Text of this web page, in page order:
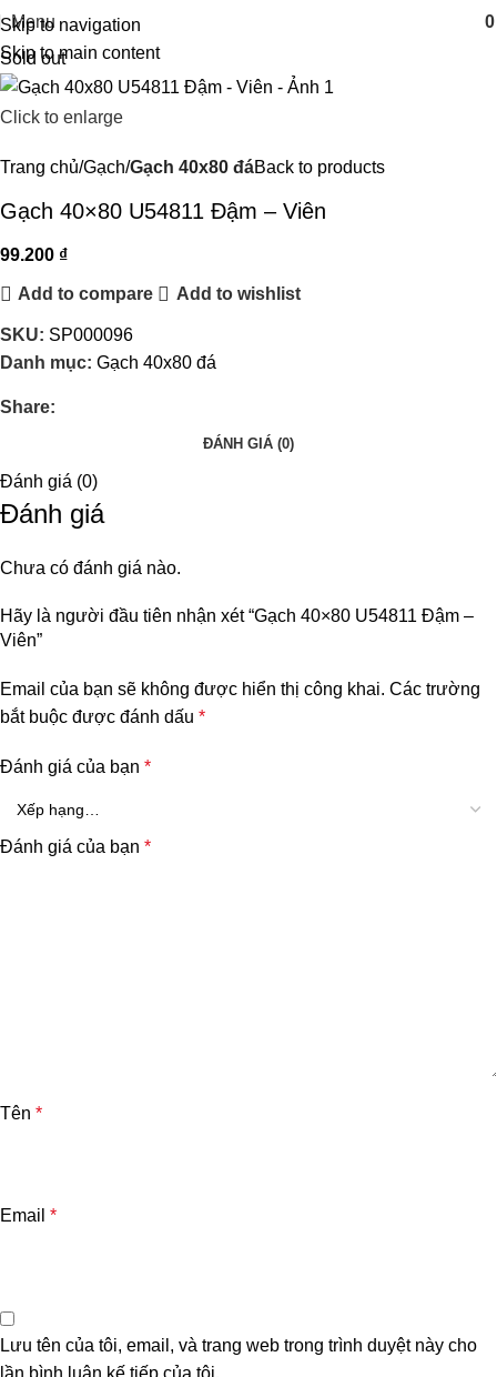
Skip to navigation
Skip to main content
Menu
Sold out
Click to enlarge
Trang chủ Gạch Gạch 40x80 đáBack to products
Gạch 40×80 U54811 Đậm – Viên
99.200 ₫
Add to compare Add to wishlist
SKU: SP000096
Danh mục: Gạch 40x80 đá
Share:
ĐÁNH GIÁ (0)
Đánh giá (0)
Đánh giá
Chưa có đánh giá nào.
Hãy là người đầu tiên nhận xét “Gạch 40×80 U54811 Đậm –
Viên”
Email của bạn sẽ không được hiển thị công khai. Các trường
bắt buộc được đánh dấu *
Đánh giá của bạn *
Đánh giá của bạn *
Tên *
Email *
Lưu tên của tôi, email, và trang web trong trình duyệt này cho
lần bình luận kế tiếp của tôi.